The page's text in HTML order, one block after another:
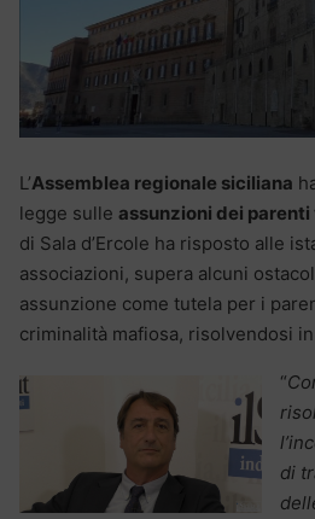
L’Assemblea regionale siciliana
legge sulle assunzioni dei
di Sala d’Ercole ha risposto alle
associazioni, supera alcuni
assunzione come tutela per i
criminalità mafiosa, risolvendosi
“
di